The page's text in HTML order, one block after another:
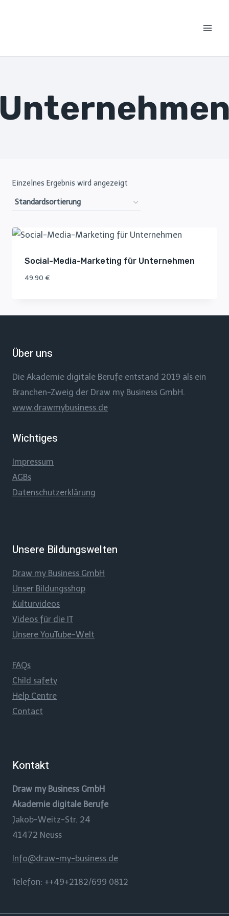
Einzelnes Ergebnis wird angezeigt
Social-Media-Marketing für Unternehmen
49,90 €
Über uns
Die Akademie digitale Berufe entstand 2019 als ein
Branchen-Zweig der Draw my Business GmbH.
www.drawmybusiness.de
Wichtiges
Impressum
AGBs
Datenschutzerklärung
Unsere Bildungswelten
Draw my Business GmbH
Unser Bildungsshop
Kulturvideos
Videos für die IT
Unsere YouTube-Welt
FAQs
Child safety
Help Centre
Contact
Kontakt
Draw my Business GmbH
Akademie digitale Berufe
Jakob-Weitz-Str. 24
41472 Neuss
Info@draw-my-business.de
Telefon: ++49+2182/699 0812